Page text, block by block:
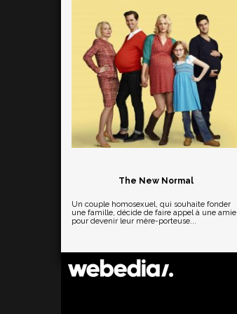
The New Normal
Un couple homosexuel, qui souhaite fonder
une famille, décide de faire appel à une amie
pour devenir leur mère-porteuse...